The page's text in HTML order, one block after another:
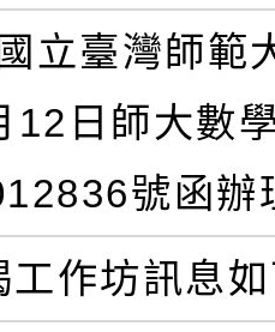
立臺灣師範
12日師大數
號函辦
工作坊訊息